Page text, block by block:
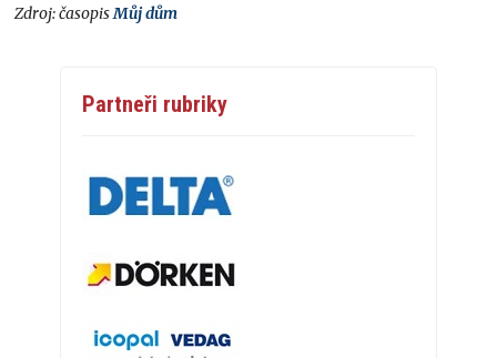
Zdroj: časopisMůj dům
Partneři rubriky